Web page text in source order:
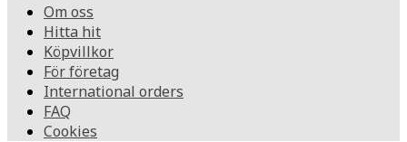
Om oss
Hitta hit
Köpvillkor
För företag
International orders
FAQ
Cookies